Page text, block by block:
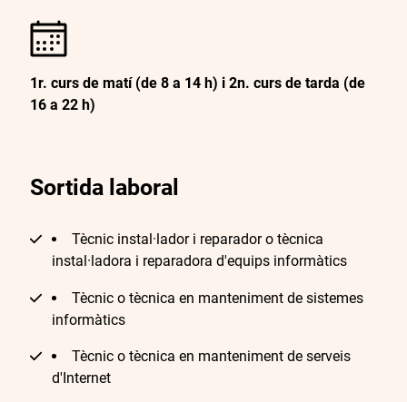
1r. curs de matí (de 8 a 14 h) i 2n. curs de tarda (de
16 a 22 h)
Sortida laboral
Tècnic instal·lador i reparador o tècnica
instal·ladora i reparadora d'equips informàtics
Tècnic o tècnica en manteniment de sistemes
informàtics
Tècnic o tècnica en manteniment de serveis
d'Internet